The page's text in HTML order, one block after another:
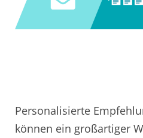
Personalisierte
können ein großartiger